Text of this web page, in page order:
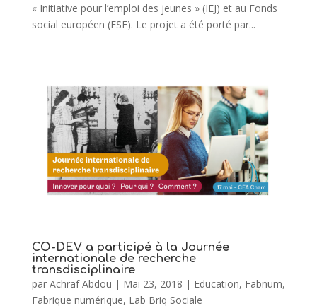
« Initiative pour l’emploi des jeunes » (IEJ) et au Fonds
social européen (FSE). Le projet a été porté par...
CO-DEV a participé à la Journée
internationale de recherche
transdisciplinaire
par Achraf Abdou | Mai 23, 2018 | Education, Fabnum,
Fabrique numérique, Lab Briq Sociale